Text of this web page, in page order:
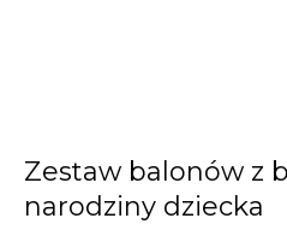
Zestaw balonów z
narodziny dziecka